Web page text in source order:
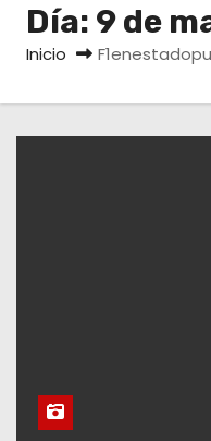
Día: 9 de
Inicio